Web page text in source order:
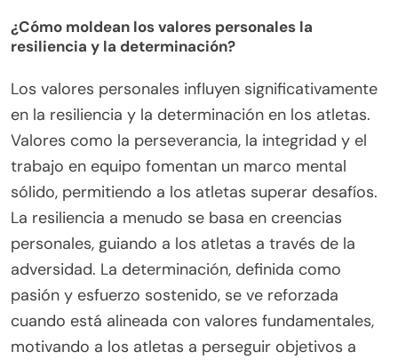
¿Cómo moldean los valores personales la
resiliencia y la determinación?
Los valores personales influyen significativamente
en la resiliencia y la determinación en los atletas.
Valores como la perseverancia, la integridad y el
trabajo en equipo fomentan un marco mental
sólido, permitiendo a los atletas superar desafíos.
La resiliencia a menudo se basa en creencias
personales, guiando a los atletas a través de la
adversidad. La determinación, definida como
pasión y esfuerzo sostenido, se ve reforzada
cuando está alineada con valores fundamentales,
motivando a los atletas a perseguir objetivos a